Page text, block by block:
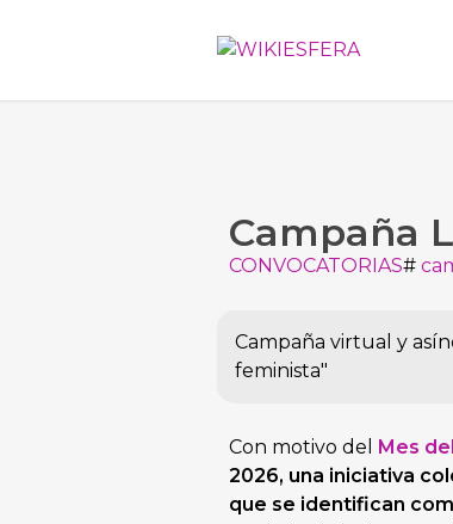
Campaña
CONVOCATORIAS#
Campaña virtual y
feminista"
Con motivo del Mes
2026, una iniciativa
que se identifican